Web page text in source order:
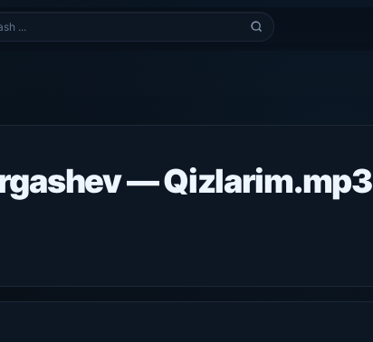
— Qizlarim.mp3